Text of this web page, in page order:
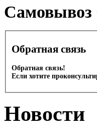
Cамовывоз
Обратная связь
Обратная связь!
Если хотите
Новости